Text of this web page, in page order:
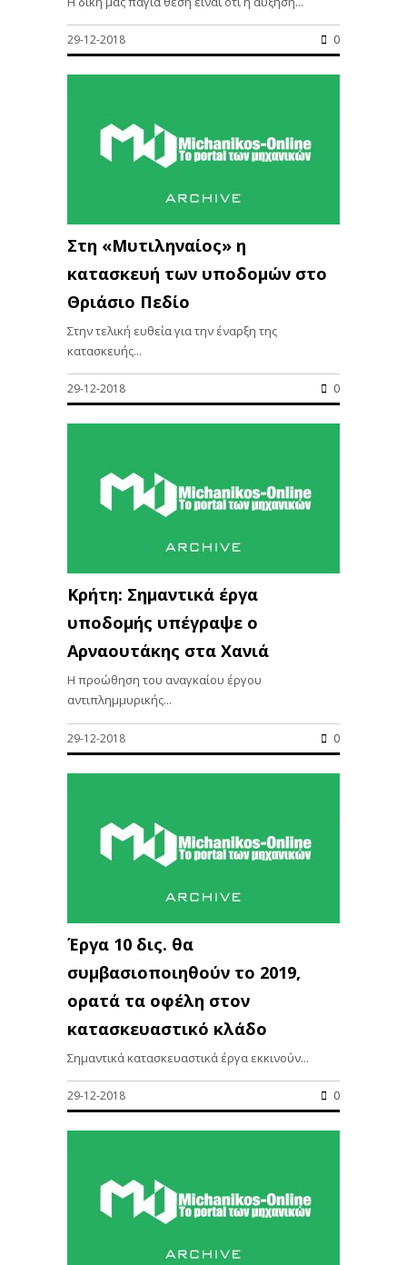
29-12-2018 0
Στη «Μυτιληναίος» η
κατασκευή των υποδομών στο
Θριάσιο Πεδίο
Στην τελική ευθεία για την έναρξη της
κατασκευής...
29-12-2018 0
Κρήτη: Σημαντικά έργα
υποδομής υπέγραψε ο
Αρναουτάκης στα Χανιά
Η προώθηση του αναγκαίου έργου
αντιπλημμυρικής...
29-12-2018 0
Έργα 10 δις. θα
συμβασιοποιηθούν το 2019,
ορατά τα οφέλη στον
κατασκευαστικό κλάδο
Σημαντικά κατασκευαστικά έργα εκκινούν...
29-12-2018 0